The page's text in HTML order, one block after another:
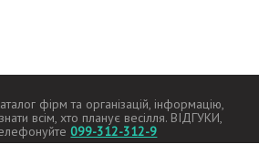
фірм та організацій, інформацію,
всім, хто планує весілля. ВІДГУКИ,
099-312-312-9